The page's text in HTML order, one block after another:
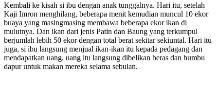
Kembali ke kisah si ibu dengan anak tunggalnya. Hari itu, setelah
Kaji Imron menghilang, beberapa menit kemudian muncul 10 ekor
buaya yang masingmasing membawa beberapa ekor ikan di
mulutnya. Dan ikan dari jenis Patin dan Baung yang terkumpul
berjumlah lebih 50 ekor dengan total berat sekitar sekiuntal. Hari itu
juga, si ibu langsung menjual ikan-ikan itu kepada pedagang dan
mendapatkan uang, uang itu langsung dibelikan beras dan bumbu
dapur untuk makan mereka selama sebulan.